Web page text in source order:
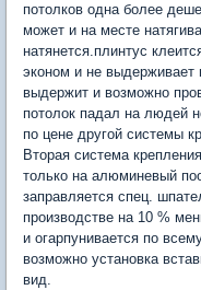
потолков одна более
может и на месте
натянется.плинтус
эконом и не выдерживает
выдержит и возможно
потолок падал на людей
по цене другой системы
Вторая система
только на алюминевый
заправляется спец.
производстве на 10 %
и огарпунивается по
возможно установка
вид.